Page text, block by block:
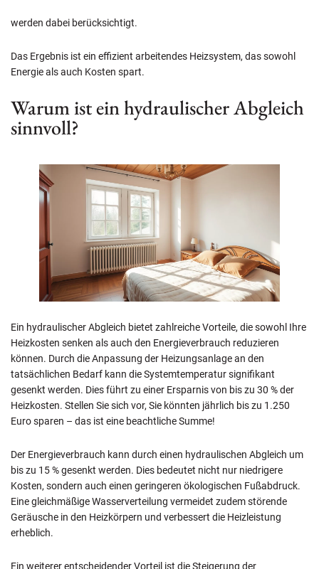
werden dabei berücksichtigt.
Das Ergebnis ist ein effizient arbeitendes Heizsystem, das sowohl
Energie als auch Kosten spart.
Warum ist ein hydraulischer Abgleich
sinnvoll?
Ein hydraulischer Abgleich bietet zahlreiche Vorteile, die sowohl Ihre
Heizkosten senken als auch den Energieverbrauch reduzieren
können. Durch die Anpassung der Heizungsanlage an den
tatsächlichen Bedarf kann die Systemtemperatur signifikant
gesenkt werden. Dies führt zu einer Ersparnis von bis zu 30 % der
Heizkosten. Stellen Sie sich vor, Sie könnten jährlich bis zu 1.250
Euro sparen – das ist eine beachtliche Summe!
Der Energieverbrauch kann durch einen hydraulischen Abgleich um
bis zu 15 % gesenkt werden. Dies bedeutet nicht nur niedrigere
Kosten, sondern auch einen geringeren ökologischen Fußabdruck.
Eine gleichmäßige Wasserverteilung vermeidet zudem störende
Geräusche in den Heizkörpern und verbessert die Heizleistung
erheblich.
Ein weiterer entscheidender Vorteil ist die Steigerung der